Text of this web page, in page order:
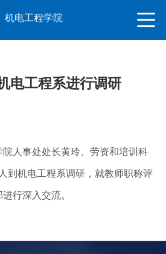
机电工程学院
电工程系进行调研
事处处长黄玲、劳资和培训科
到机电工程系调研，就教师职称评
行深入交流。